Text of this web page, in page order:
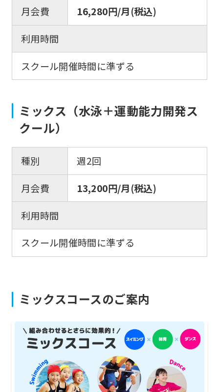
月会費
16,280円/月(税込)
利用時間
スクール開催時間に準ずる
ミックス（水泳＋運動能力開発ス
クール）
種別
週2回
月会費
13,200円/月(税込)
利用時間
スクール開催時間に準ずる
ミックスコースのご案内
be
translated
so
it
be
accurate
translation
differ
from
the
content.
We
ask
that
you
fully
understand